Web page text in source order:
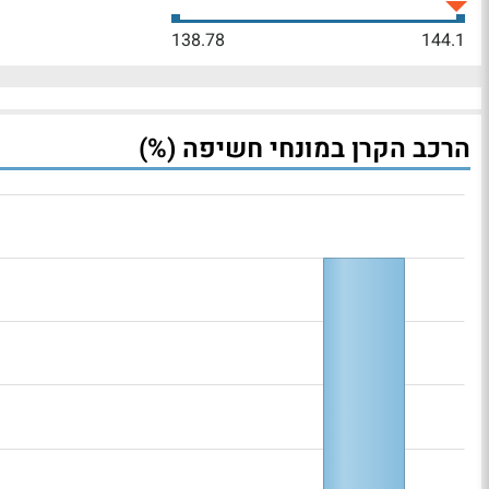
144.1
138.78
הרכב הקרן במונחי חשיפה (%)